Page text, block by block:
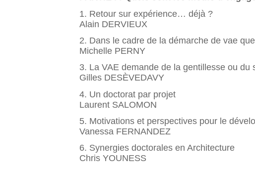
1. Retour sur expérience… déjà ?
Alain DERVIEUX
2. Dans le cadre de la démarche de vae
Michelle PERNY
3. La VAE demande de la gentillesse ou du
Gilles DESÈVEDAVY
4. Un doctorat par projet
Laurent SALOMON
5. Motivations et perspectives pour le
Vanessa FERNANDEZ
6. Synergies doctorales en Architecture
Chris YOUNESS